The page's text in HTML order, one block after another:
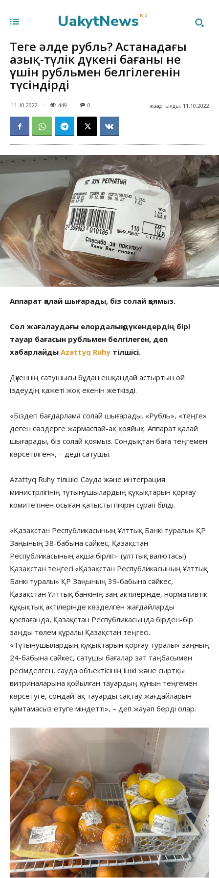
UakytNews KZ
Теңге әлде рубль? Астанадағы
азық-түлік дүкені бағаны не
үшін рубльмен белгілегенін
түсіндірді
11.10.2022 449 жаңартылды: 11.10.2022
0
Аппарат қалай шығарады, біз солай қоямыз.
Сол жағалаудағы елордалық дүкендердің бірі
тауар бағасын рубльмен белгілеген, деп
хабарлайды Azattyq Ruhy тілшісі.
Дүкеннің сатушысы бұдан ешқандай астыртын ой
іздеудің қажеті жоқ екенін жеткізді.
«Біздегі бағдарлама солай шығарады. «Рубль», «теңге»
деген сөздерге жармаспай-ақ қояйық. Аппарат қалай
шығарады, біз солай қоямыз. Сондықтан баға теңгемен
көрсетілген», – деді сатушы.
Azattyq Ruhy тілшісі Сауда және интеграция
министрлігінің тұтынушылардың құқықтарын қорғау
комитетінен осыған қатысты пікірін сұрап білді.
«Қазақстан Республикасының Ұлттық Банкі туралы» ҚР
Заңының 38-бабына сәйкес, Қазақстан
Республикасының ақша бiрлiгi- (ұлттық валютасы)
Қазақстан теңгесi.«Қазақстан Республикасының Ұлттық
Банкі туралы» ҚР Заңының 39-бабына сәйкес,
Қазақстан Ұлттық банкiнiң заң актiлерiнде, нормативтiк
құқықтық актiлерiнде көзделген жағдайларды
қоспағанда, Қазақстан Республикасында бiрден-бiр
заңды төлем құралы Қазақстан теңгесi.
«Тұтынушылардың құқықтарын қорғау туралы» заңның
24-бабына сәйкес, сатушы бағалар зат таңбасымен
ресімделген, сауда объектісінің ішкі және сыртқы
витриналарына қойылған тауардың құнын теңгемен
көрсетуге, сондай-ақ тауарды сақтау жағдайларын
қамтамасыз етуге міндетті», – деп жауап берді олар.